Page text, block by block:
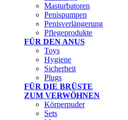
Masturbatoren
Penispumpen
Penisverlängerung
Pflegeprodukte
FÜR DEN ANUS
Toys
Hygiene
Sicherheit
Plugs
FÜR DIE BRÜSTE
ZUM VERWÖHNEN
Körperpuder
Sets